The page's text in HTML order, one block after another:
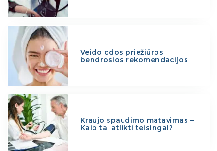
Veido odos priežiūros
bendrosios rekomendacijos
Kraujo spaudimo matavimas –
Kaip tai atlikti teisingai?